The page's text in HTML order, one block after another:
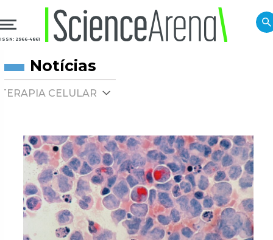
ISSN: 2966-4861
Notícias
TERAPIA CELULAR